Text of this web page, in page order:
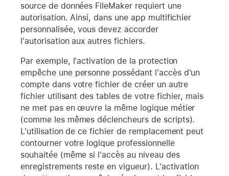
source de données FileMaker requiert une
autorisation. Ainsi, dans une app multifichier
personnalisée, vous devez accorder
l'autorisation aux autres fichiers.
Par exemple, l'activation de la protection
empêche une personne possédant l'accès d'un
compte dans votre fichier de créer un autre
fichier utilisant des tables de votre fichier, mais
ne met pas en œuvre la même logique métier
(comme les mêmes déclencheurs de scripts).
L'utilisation de ce fichier de remplacement peut
contourner votre logique professionnelle
souhaitée (même si l'accès au niveau des
enregistrements reste en vigueur). L'activation